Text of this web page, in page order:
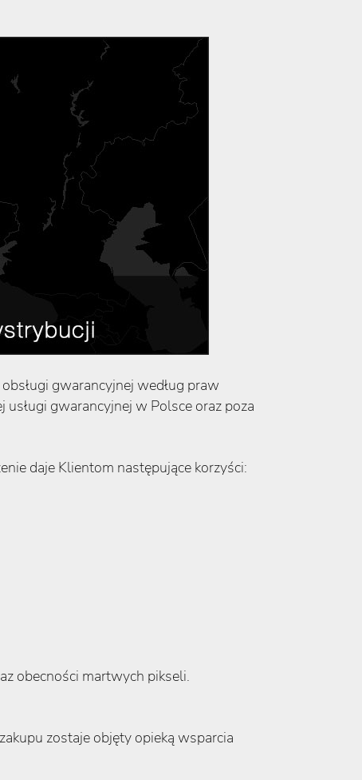
gwarancyjnej według praw
gwarancyjnej w Polsce oraz poza
daje Klientom następujące korzyści:
obecności martwych pikseli.
zostaje objęty opieką wsparcia